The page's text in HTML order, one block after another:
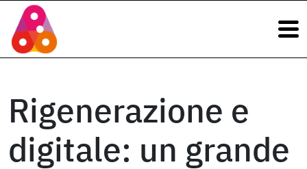
Vai al contenuto
Navigazione principale
Navigazione principale
Rigenerazione e
digitale: un grande